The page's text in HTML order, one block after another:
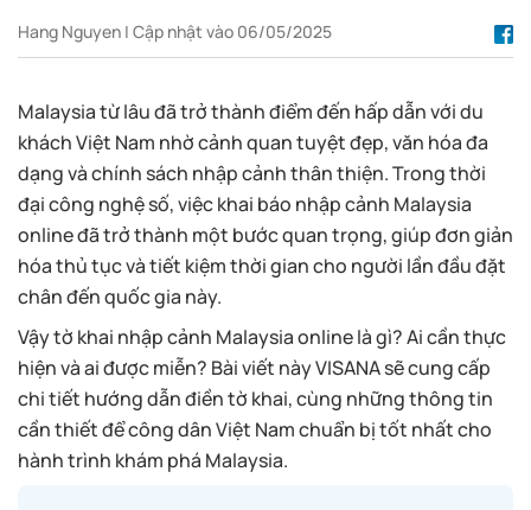
Hang Nguyen | Cập nhật vào 06/05/2025
Malaysia từ lâu đã trở thành điểm đến hấp dẫn với du
khách Việt Nam nhờ cảnh quan tuyệt đẹp, văn hóa đa
dạng và chính sách nhập cảnh thân thiện. Trong thời
đại công nghệ số, việc khai báo nhập cảnh Malaysia
online đã trở thành một bước quan trọng, giúp đơn giản
hóa thủ tục và tiết kiệm thời gian cho người lần đầu đặt
chân đến quốc gia này.
Vậy tờ khai nhập cảnh Malaysia online là gì? Ai cần thực
hiện và ai được miễn? Bài viết này VISANA sẽ cung cấp
chi tiết hướng dẫn điền tờ khai, cùng những thông tin
cần thiết để công dân Việt Nam chuẩn bị tốt nhất cho
hành trình khám phá Malaysia.